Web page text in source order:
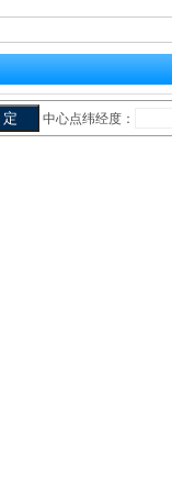
中心点纬经度：